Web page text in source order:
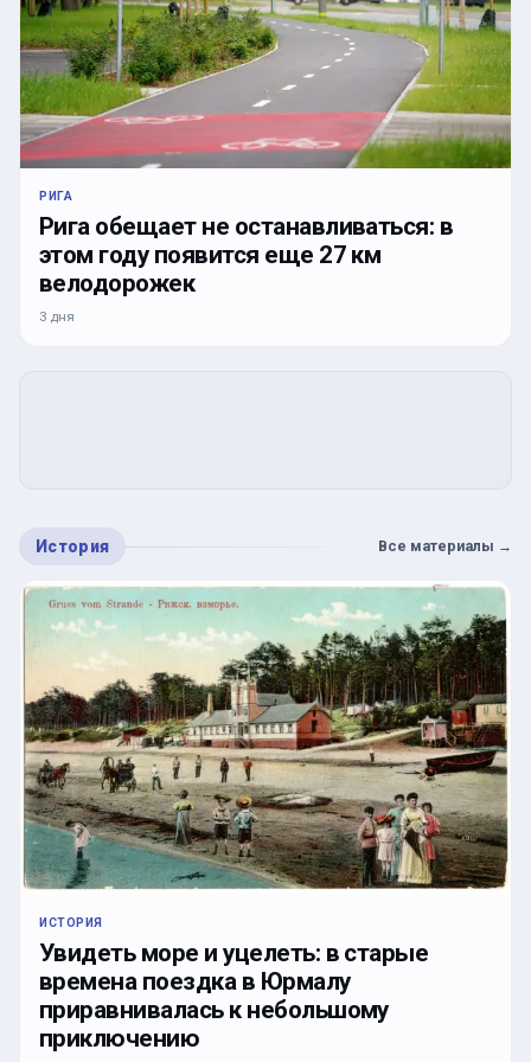
РИГА
Рига обещает не останавливаться: в
этом году появится еще 27 км
велодорожек
3 дня
История Все материалы →
ИСТОРИЯ
Увидеть море и уцелеть: в старые
времена поездка в Юрмалу
приравнивалась к небольшому
приключению